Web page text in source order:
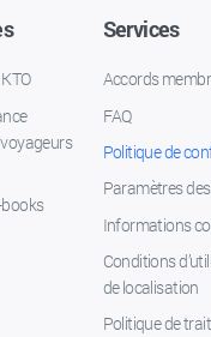
Services
Accords
FAQ
Politique de
Paramètres
Informations
Conditions
de localisation
Politique de